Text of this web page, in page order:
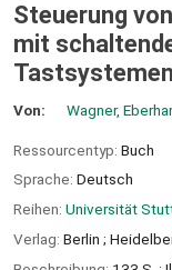
Steuerung
mit
Von: Wagner,
Ressourcentyp: Buch
Sprache: Deutsch
Reihen: Universität
Verlag: Berlin ;